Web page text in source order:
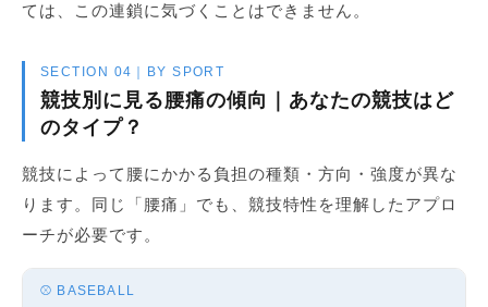
ては、この連鎖に気づくことはできません。
SECTION 04｜BY SPORT
競技別に見る腰痛の傾向｜あなたの競技はど
のタイプ？
競技によって腰にかかる負担の種類・方向・強度が異な
ります。同じ「腰痛」でも、競技特性を理解したアプロ
ーチが必要です。
⚾ BASEBALL